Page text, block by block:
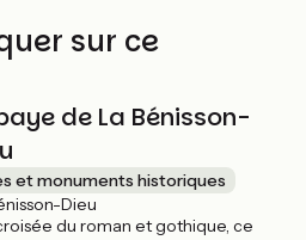
sur ce
de La Bénisson-
et monuments historiques
Dieu
du roman et gothique, ce